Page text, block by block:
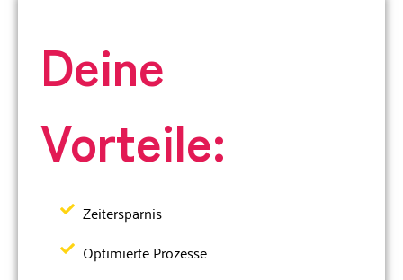
Deine
Vorteile:
Zeitersparnis
Optimierte Prozesse